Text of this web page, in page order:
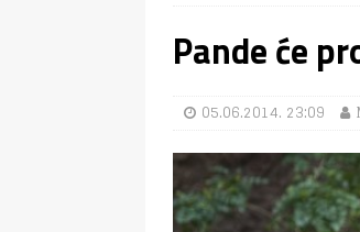
Pande će
05.06.2014. 23:09